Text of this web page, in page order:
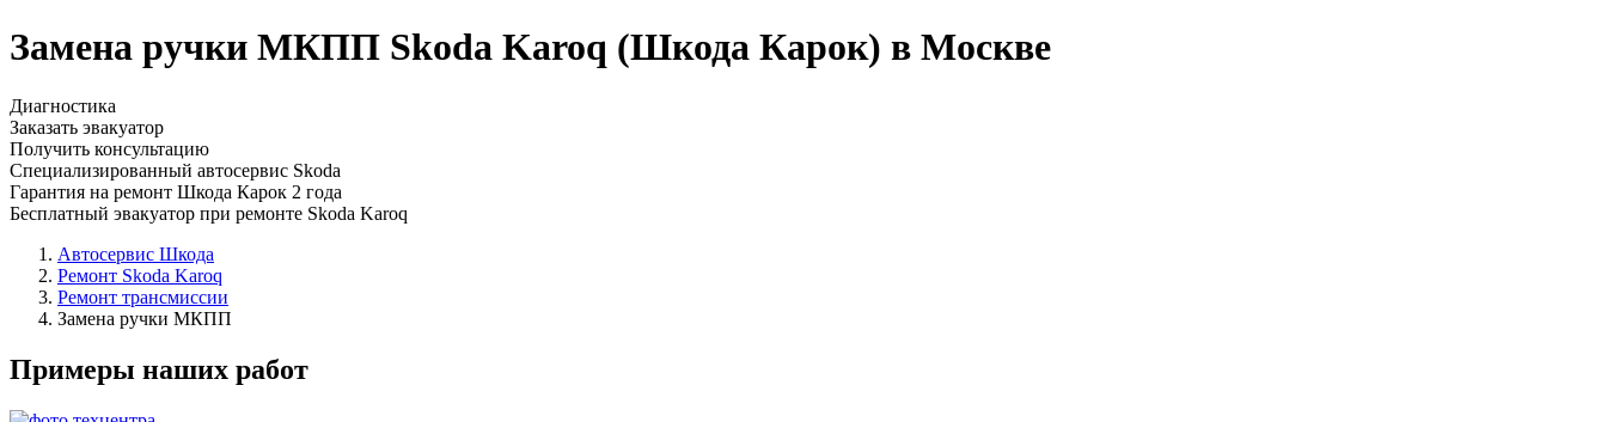
Замена ручки МКПП Skoda Karoq (Шкода Карок) в Москве
Диагностика
Заказать эвакуатор
Получить консультацию
Специализированный автосервис Skoda
Гарантия на ремонт Шкода Карок 2 года
Бесплатный эвакуатор при ремонте Skoda Karoq
Автосервис Шкода
Ремонт Skoda Karoq
Ремонт трансмиссии
Замена ручки МКПП
Примеры наших работ